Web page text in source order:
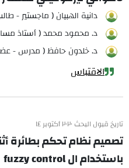
دانية الهبيان ( ماجستير -
د. محمود محمد ( أستاذ
د. خلدون حافظ ( مدرس -
الاقتباس
تاريخ قبول البحث ٢٠٢٠ أكتوبر ١٤
باستخدام ال fuzzy control